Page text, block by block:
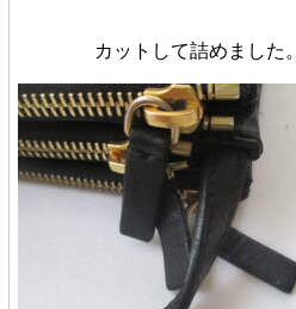
カットして詰めました。